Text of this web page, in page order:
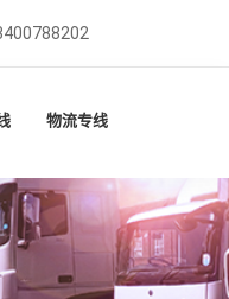
物流专线